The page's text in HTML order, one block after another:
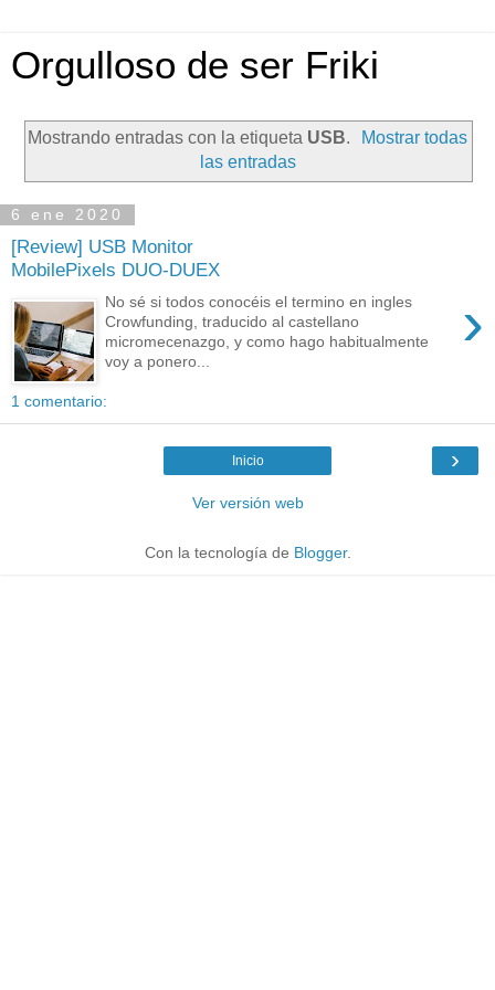
Orgulloso de ser Friki
Mostrando entradas con la etiqueta USB.
Mostrar todas
las entradas
6 ene 2020
[Review] USB Monitor
MobilePixels DUO-DUEX
›
No sé si todos conocéis el termino en ingles
Crowfunding, traducido al castellano
micromecenazgo, y como hago habitualmente
voy a ponero...
1 comentario:
›
Inicio
Ver versión web
Con la tecnología de Blogger.